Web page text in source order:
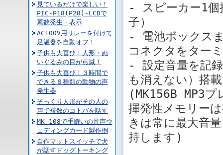
見ているだけで楽しい！
PIC-P18(P28)-LCDで
素数発生・表示
AC100V用リレーを付けて
足温器を自動オフ！
子供も大喜び！人形・ぬ
いぐるみの目が点滅！
子供も大喜び！３時間で
できる８種類の動物の声
発生器
そっくり人形がその人の
声で複数のコトバを話す
MK-108で手縫いの音声ウ
ェディングカード製作例
自作マットスイッチで犬
が話すドッグトーキング
- スピーカー1個
子）
- 電池ボックス
コネクタをター
- 設定音量を記
も消えない）搭載
(MK156B MP3プ
揮発性メモリー
きは常に最大音
持します)